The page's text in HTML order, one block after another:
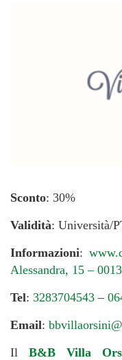
Sconto: 30%
Validità: Università/
Informazioni:
Alessandra, 15 –
Tel: 3283704543 –
Email:
Il B&B Villa